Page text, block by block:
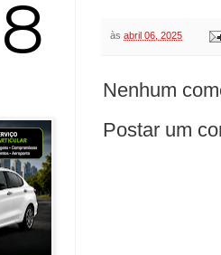
às abril 06, 2025
Nenhum
Postar um